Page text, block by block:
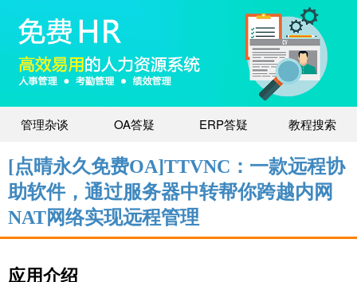
管理杂谈 OA答疑 ERP答疑 教程搜索
[点晴永久免费OA]TTVNC：一款远程协
助软件，通过服务器中转帮你跨越内网
NAT网络实现远程管理
应用介绍